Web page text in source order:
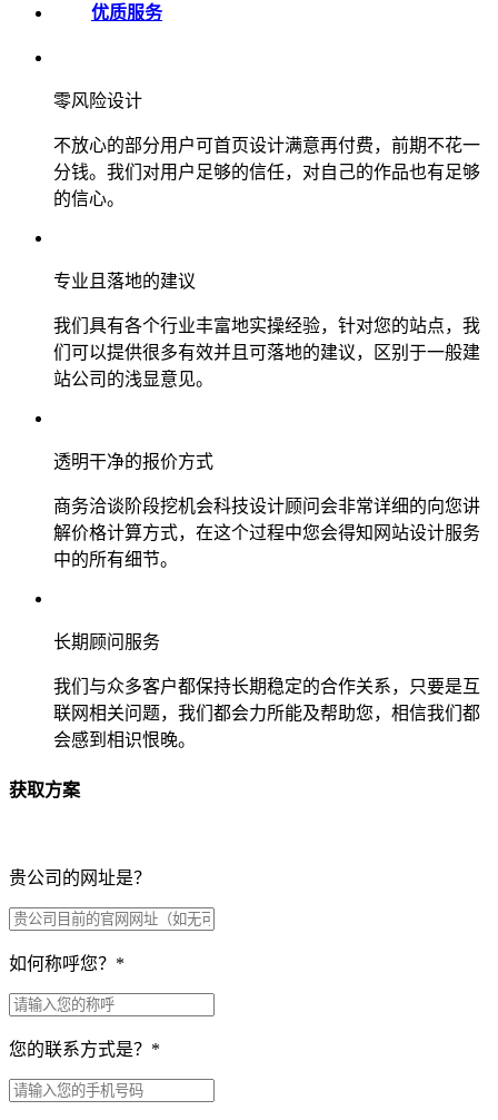
优质服务
零风险设计
不放心的部分用户可首页设计满意再付费，前期不花一
分钱。我们对用户足够的信任，对自己的作品也有足够
的信心。
专业且落地的建议
我们具有各个行业丰富地实操经验，针对您的站点，我
们可以提供很多有效并且可落地的建议，区别于一般建
站公司的浅显意见。
透明干净的报价方式
商务洽谈阶段挖机会科技设计顾问会非常详细的向您讲
解价格计算方式，在这个过程中您会得知网站设计服务
中的所有细节。
长期顾问服务
我们与众多客户都保持长期稳定的合作关系，只要是互
联网相关问题，我们都会力所能及帮助您，相信我们都
会感到相识恨晚。
获取方案
贵公司的网址是？
如何称呼您？ *
您的联系方式是？ *